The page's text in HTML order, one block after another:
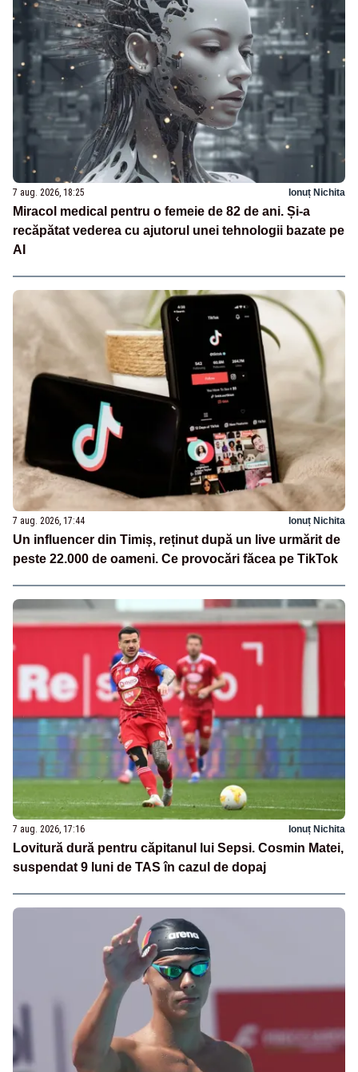
7 aug. 2026, 18:25 Ionuț Nichita
Miracol medical pentru o femeie de 82 de ani. Și-a
recăpătat vederea cu ajutorul unei tehnologii bazate pe
AI
7 aug. 2026, 17:44 Ionuț Nichita
Un influencer din Timiș, reținut după un live urmărit de
peste 22.000 de oameni. Ce provocări făcea pe TikTok
7 aug. 2026, 17:16 Ionuț Nichita
Lovitură dură pentru căpitanul lui Sepsi. Cosmin Matei,
suspendat 9 luni de TAS în cazul de dopaj